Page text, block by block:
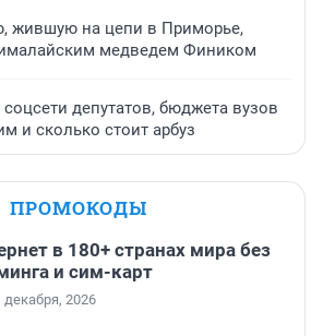
жившую на цепи в Приморье,
медведем Фиником
депутатов, бюджета вузов
и сколько стоит арбуз
ПРОМОКОДЫ
в 180+ странах мира без
и сим-карт
2026